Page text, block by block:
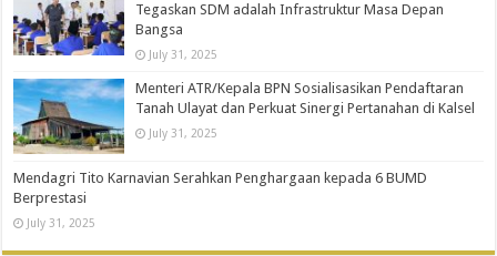
Tegaskan SDM adalah Infrastruktur Masa Depan
Bangsa
July 31, 2025
Menteri ATR/Kepala BPN Sosialisasikan Pendaftaran
Tanah Ulayat dan Perkuat Sinergi Pertanahan di Kalsel
July 31, 2025
Mendagri Tito Karnavian Serahkan Penghargaan kepada 6 BUMD
Berprestasi
July 31, 2025